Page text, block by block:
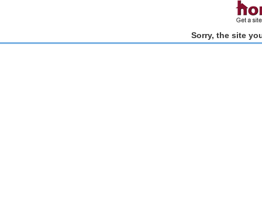
Sorry, the site